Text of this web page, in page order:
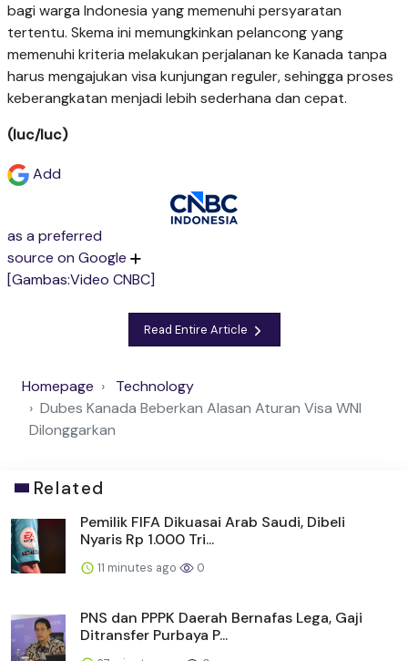
bagi warga Indonesia yang memenuhi persyaratan
tertentu. Skema ini memungkinkan pelancong yang
memenuhi kriteria melakukan perjalanan ke Kanada tanpa
harus mengajukan visa kunjungan reguler, sehingga proses
keberangkatan menjadi lebih sederhana dan cepat.
(luc/luc)
Add
as a preferred
source on Google
[Gambas:Video CNBC]
Read Entire Article
Homepage
Technology
Dubes Kanada Beberkan Alasan Aturan Visa WNI
Dilonggarkan
Related
Pemilik FIFA Dikuasai Arab Saudi, Dibeli
Nyaris Rp 1.000 Tri...
11 minutes ago 0
PNS dan PPPK Daerah Bernafas Lega, Gaji
Ditransfer Purbaya P...